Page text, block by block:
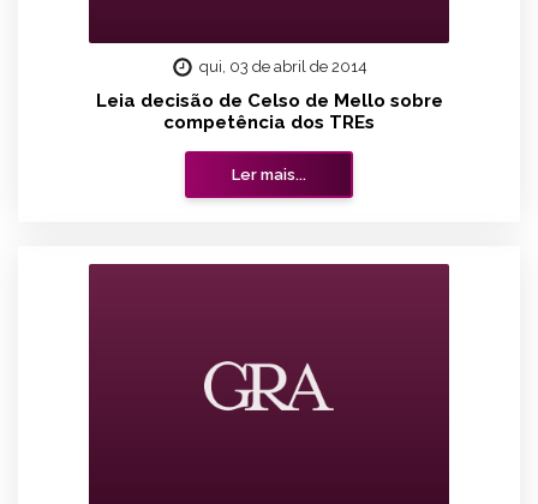
qui, 03 de abril de 2014
Leia decisão de Celso de Mello sobre
competência dos TREs
Ler mais...